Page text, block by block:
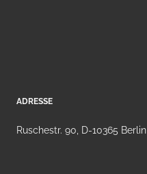
ADRESSE
Ruschestr. 90, D-10365 Berlin